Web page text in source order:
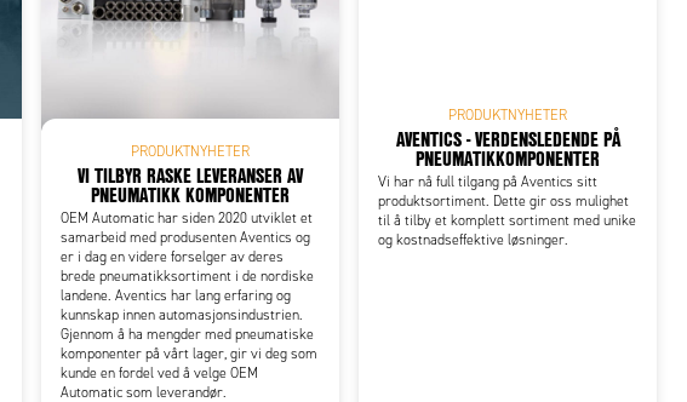
PRODUKTNYHETER
VI TILBYR RASKE LEVERANSER AV
PNEUMATIKK KOMPONENTER
OEM Automatic har siden 2020 utviklet et
samarbeid med produsenten Aventics og
er i dag en videre forselger av deres
brede pneumatikksortiment i de nordiske
landene. Aventics har lang erfaring og
kunnskap innen automasjonsindustrien.
Gjennom å ha mengder med pneumatiske
komponenter på vårt lager, gir vi deg som
kunde en fordel ved å velge OEM
Automatic som leverandør.
PRODUKTNYHETER
AVENTICS - VERDENSLEDENDE PÅ
PNEUMATIKKOMPONENTER
Vi har nå full tilgang på Aventics sitt
produktsortiment. Dette gir oss mulighet
til å tilby et komplett sortiment med unike
og kostnadseffektive løsninger.